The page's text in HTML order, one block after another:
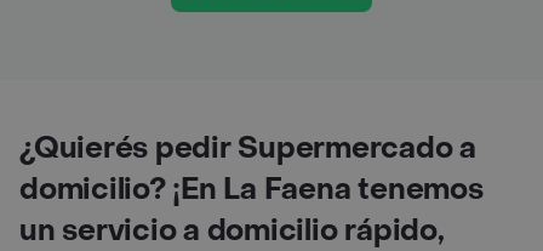
¿Quierés pedir Supermercado a
domicilio? ¡En La Faena tenemos
un servicio a domicilio rápido,